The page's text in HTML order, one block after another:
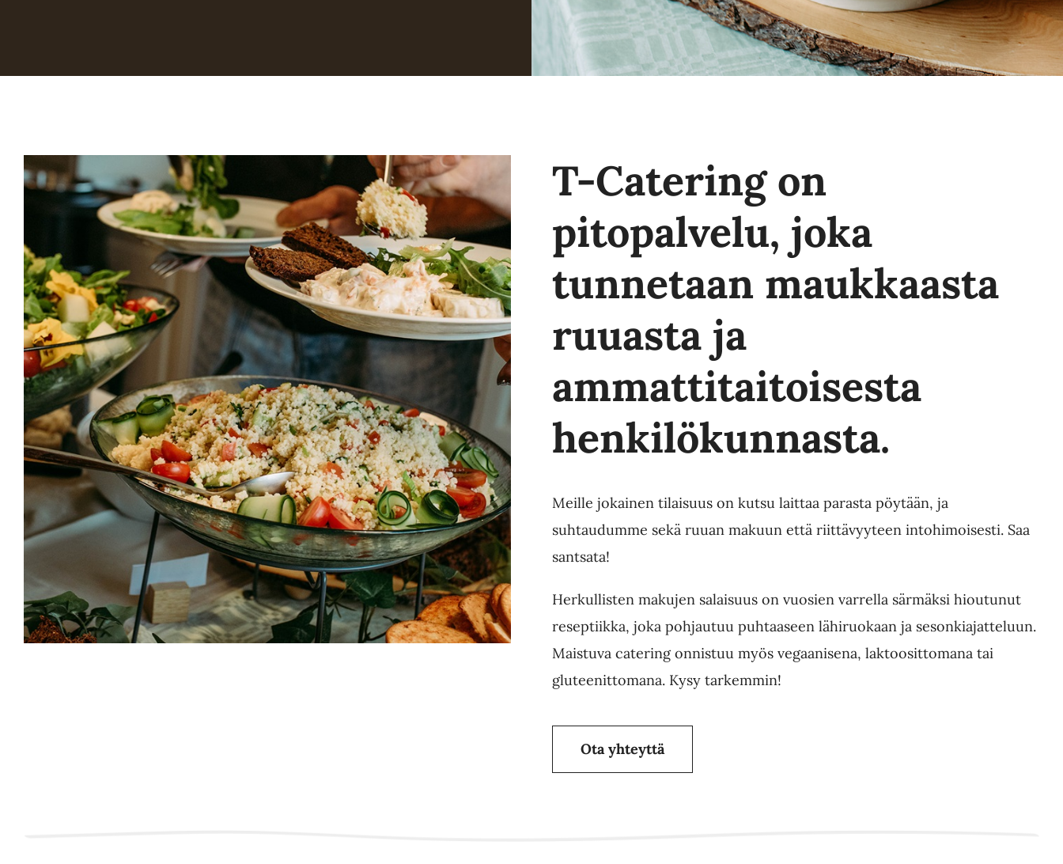
T-Catering on
pitopalvelu, joka
tunnetaan maukkaasta
ruuasta ja
ammattitaitoisesta
henkilökunnasta.
Meille jokainen tilaisuus on kutsu laittaa parasta pöytään, ja
suhtaudumme sekä ruuan makuun että riittävyyteen intohimoisesti. Saa
santsata!
Herkullisten makujen salaisuus on vuosien varrella särmäksi hioutunut
reseptiikka, joka pohjautuu puhtaaseen lähiruokaan ja sesonkiajatteluun.
Maistuva catering onnistuu myös vegaanisena, laktoosittomana tai
gluteenittomana. Kysy tarkemmin!
Ota yhteyttä